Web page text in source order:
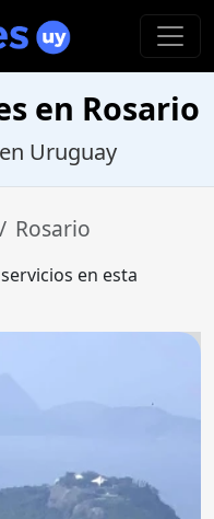
en Rosario
Uruguay
Rosario
servicios en esta